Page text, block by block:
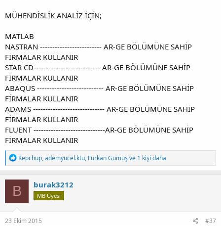
MÜHENDİSLİK ANALİZ İÇİN;
MATLAB
NASTRAN ------------------------- AR-GE BÖLÜMÜNE SAHİP
FİRMALAR KULLANIR
STAR CD--------------------------- AR-GE BÖLÜMÜNE SAHİP
FİRMALAR KULLANIR
ABAQUS --------------------------- AR-GE BÖLÜMÜNE SAHİP
FİRMALAR KULLANIR
ADAMS ----------------------------- AR-GE BÖLÜMÜNE SAHİP
FİRMALAR KULLANIR
FLUENT -----------------------------AR-GE BÖLÜMÜNE SAHİP
FİRMALAR KULLANIR
T
e
p
k
i
l
e
r
:
Kepchup,ademyucel.ktu, Furkan Gümüş ve 1 kişi daha
B burak3212
MB Üyesi
23 Ekim 2015 #37